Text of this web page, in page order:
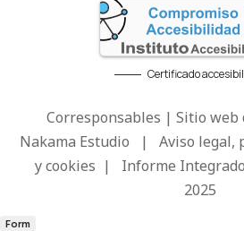
Certificado
Corresponsables | Sitio
Nakama Estudio | Aviso legal,
y cookies | Informe
2025
Form